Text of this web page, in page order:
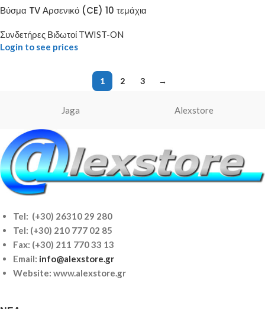
Βύσμα TV Αρσενικό (CE) 10 τεμάχια
Συνδετήρες Βιδωτοί TWIST-ON
Login to see prices
1 2 3 →
Jaga Alexstore
Tel: (+30) 26310 29 280
Tel: (+30) 210 777 02 85
Fax: (+30) 211 770 33 13
Email: info@alexstore.gr
Website: www.alexstore.gr